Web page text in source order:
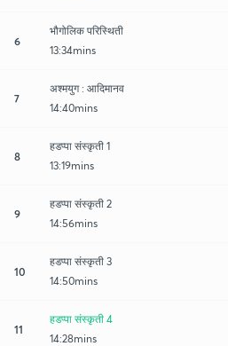
6
भौगोलिक परिस्थिती
13:34mins
7
अश्मयुग : आदिमानव
14:40mins
8
हडप्पा संस्कृती 1
13:19mins
9
हडप्पा संस्कृती 2
14:56mins
10
हडप्पा संस्कृती 3
14:50mins
11
हडप्पा संस्कृती 4
14:28mins